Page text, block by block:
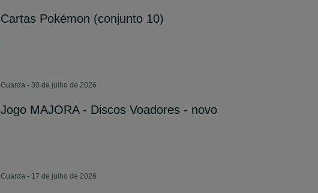
Cartas Pokémon (conjunto 10)
Guarda - 30 de julho de 2026
Jogo MAJORA - Discos Voadores - novo
Guarda - 17 de julho de 2026